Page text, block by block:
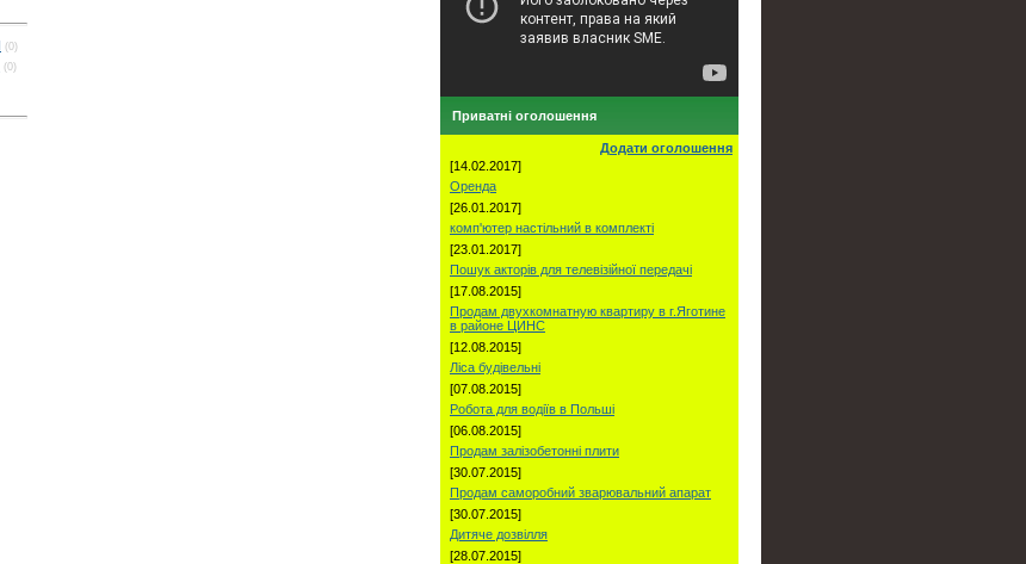
(0)
(0)
Приватні оголошення
Додати оголошення
[14.02.2017]
Оренда
[26.01.2017]
комп'ютер настільний в комплекті
[23.01.2017]
Пошук акторів для телевізійної передачі
[17.08.2015]
Продам двухкомнатную квартиру в г.Яготине
в районе ЦИНС
[12.08.2015]
Ліса будівельні
[07.08.2015]
Робота для водіїв в Польші
[06.08.2015]
Продам залізобетонні плити
[30.07.2015]
Продам саморобний зварювальний апарат
[30.07.2015]
Дитяче дозвілля
[28.07.2015]